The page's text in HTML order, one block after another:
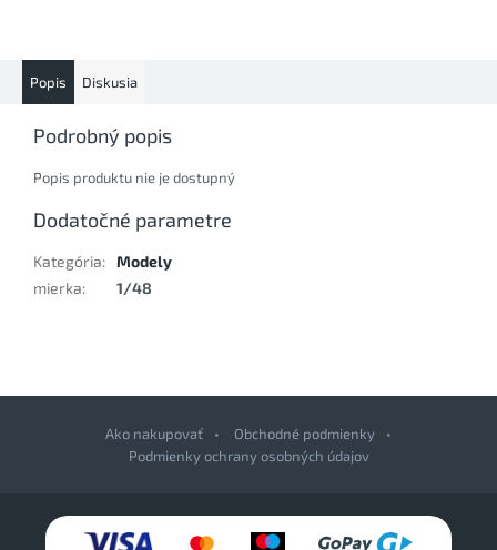
Popis Diskusia
Podrobný popis
Popis produktu nie je dostupný
Dodatočné parametre
Kategória: Modely
mierka: 1/48
Ako nakupovať
Obchodné podmienky
Podmienky ochrany osobných údajov